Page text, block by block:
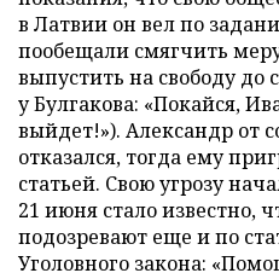
в Латвии он вел по
пообещали смягчить
выпустить на свободу до
у Булгакова: «Покайся,
выйдет!»). Александр от
отказался, тогда ему
статьей. Свою угрозу
21 июня стало известно,
подозревают еще и по
Уголовного закона: